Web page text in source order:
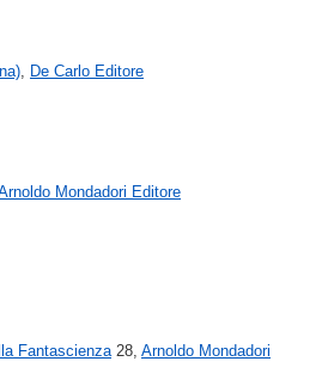
De Carlo Editore
Mondadori Editore
Fantascienza 28, Arnoldo Mondadori